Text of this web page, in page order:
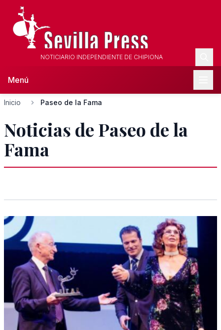
NOTICIARIO INDEPENDIENTE DE CHIPIONA
Menú
Inicio Paseo de la Fama
Noticias de Paseo de la
Fama